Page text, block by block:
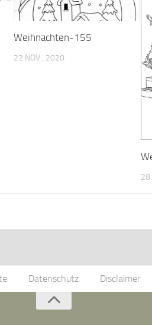
Weihnachten-155
22 NOV., 2020
28
Datenschutz Disclaimer